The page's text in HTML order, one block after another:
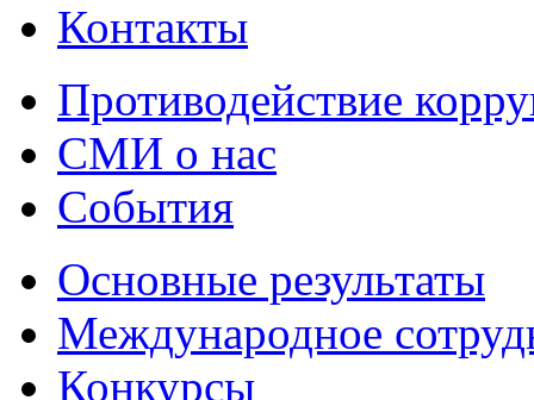
Контакты
Противодействие
СМИ о нас
События
Основные результаты
Международное
Конкурсы